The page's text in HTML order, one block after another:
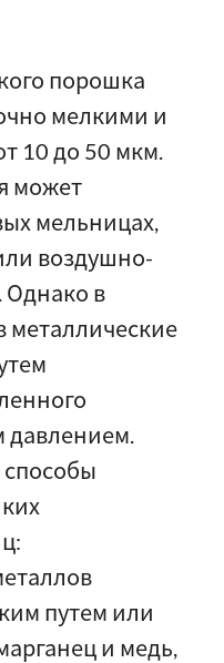
порошка
мелкими и
10 до 50 мкм.
может
мельницах,
воздушно-
Однако в
металлические
давлением.
способы
путем или
и медь,